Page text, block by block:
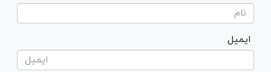
ایمیل